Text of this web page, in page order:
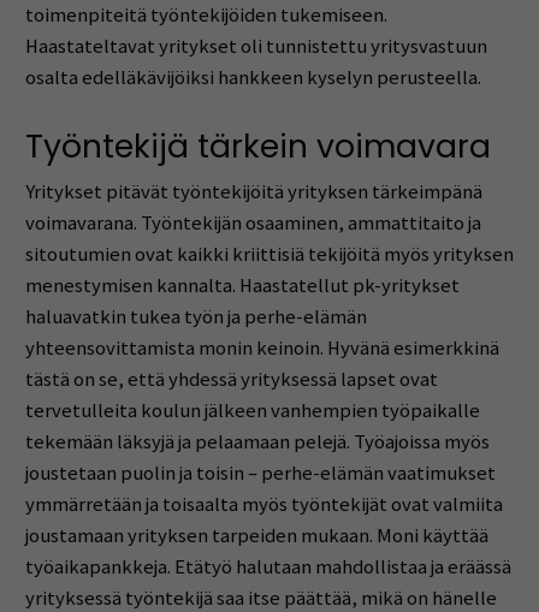
toimenpiteitä työntekijöiden tukemiseen.
Haastateltavat yritykset oli tunnistettu yritysvastuun
osalta edelläkävijöiksi hankkeen kyselyn perusteella.
Työntekijä tärkein voimavara
Yritykset pitävät työntekijöitä yrityksen tärkeimpänä
voimavarana. Työntekijän osaaminen, ammattitaito ja
sitoutumien ovat kaikki kriittisiä tekijöitä myös yrityksen
menestymisen kannalta. Haastatellut pk-yritykset
haluavatkin tukea työn ja perhe-elämän
yhteensovittamista monin keinoin. Hyvänä esimerkkinä
tästä on se, että yhdessä yrityksessä lapset ovat
tervetulleita koulun jälkeen vanhempien työpaikalle
tekemään läksyjä ja pelaamaan pelejä. Työajoissa myös
joustetaan puolin ja toisin – perhe-elämän vaatimukset
ymmärretään ja toisaalta myös työntekijät ovat valmiita
joustamaan yrityksen tarpeiden mukaan. Moni käyttää
työaikapankkeja. Etätyö halutaan mahdollistaa ja eräässä
yrityksessä työntekijä saa itse päättää, mikä on hänelle